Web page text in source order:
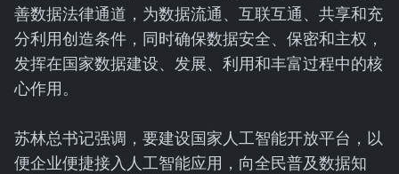
善数据法律通道，为数据流通、互联互通、共享和充
分利用创造条件，同时确保数据安全、保密和主权，
发挥在国家数据建设、发展、利用和丰富过程中的核
心作用。
苏林总书记强调，要建设国家人工智能开放平台，以
便企业便捷接入人工智能应用，向全民普及数据知